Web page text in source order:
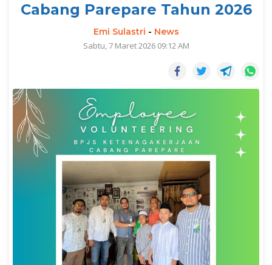
Cabang Parepare Tahun 2026
Emi Sulastri - News
Sabtu, 7 Maret 2026 09:12 AM